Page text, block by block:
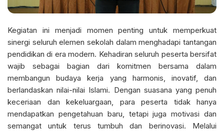
Kegiatan ini menjadi momen penting untuk memperkuat
sinergi seluruh elemen sekolah dalam menghadapi tantangan
pendidikan di era modern. Kehadiran seluruh peserta bersifat
wajib sebagai bagian dari komitmen bersama dalam
membangun budaya kerja yang harmonis, inovatif, dan
berlandaskan nilai-nilai Islami. Dengan suasana yang penuh
keceriaan dan kekeluargaan, para peserta tidak hanya
mendapatkan pengetahuan baru, tetapi juga motivasi dan
semangat untuk terus tumbuh dan berinovasi. Melalui